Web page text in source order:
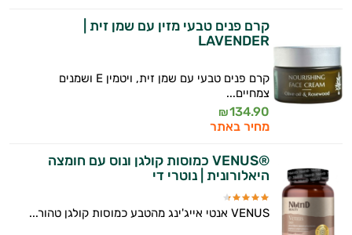
קרם פנים טבעי מזין עם שמן זית |
LAVENDER
קרם פנים טבעי עם שמן זית, ויטמין E ושמנים
צמחיים...
134.90
₪
מחיר באתר
®VENUS כמוסות קולגן ונוס עם חומצה
היאלורונית | נוטרי די
VENUS אנטי אייג'ינג מהטבע כמוסות קולגן טהור...